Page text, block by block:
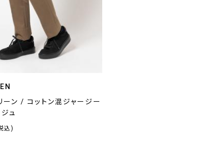
ーン / コットン混ジャージー
ュ
込)